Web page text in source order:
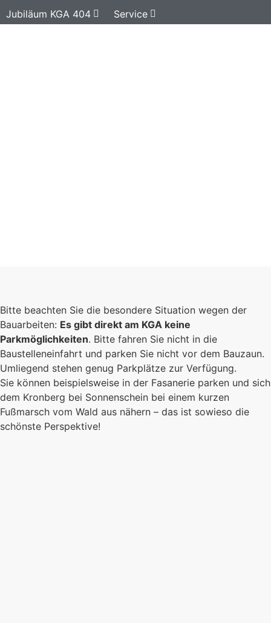
Jubiläum KGA 404
Service
Es kommt auf jeden Einzelnen an, zusammen
sind wir eine starke Gemeinschaft.
Foto: KGA CC BY NC
Mehr erfahren
Bitte beachten Sie die besondere Situation wegen der
Bauarbeiten: Es gibt direkt am KGA keine
Parkmöglichkeiten. Bitte fahren Sie nicht in die
Baustelleneinfahrt und parken Sie nicht vor dem Bauzaun.
Umliegend stehen genug Parkplätze zur Verfügung.
Sie können beispielsweise in der Fasanerie parken und sich
dem Kronberg bei Sonnenschein bei einem kurzen
Fußmarsch vom Wald aus nähern – das ist sowieso die
schönste Perspektive!